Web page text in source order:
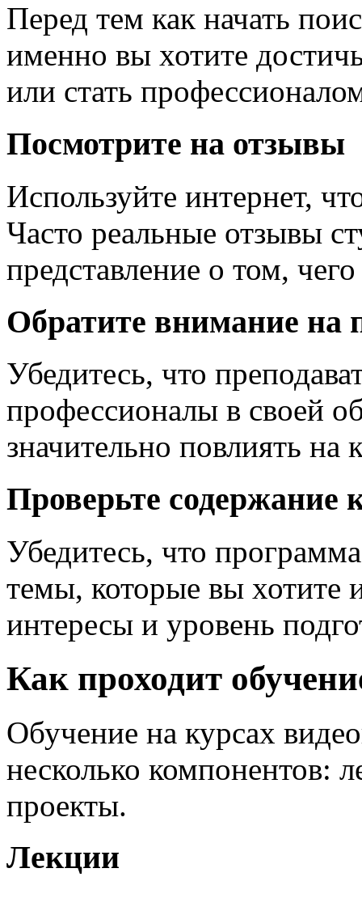
Перед тем как начать
именно вы хотите
или стать
Посмотрите на отзывы
Используйте интернет,
Часто реальные отзывы
представление о том,
Обратите внимание на
Убедитесь, что
профессионалы в своей
значительно повлиять на
Проверьте содержание
Убедитесь, что
темы, которые вы хотите
интересы и уровень
Как проходит
Обучение на курсах
несколько компонентов:
проекты.
Лекции